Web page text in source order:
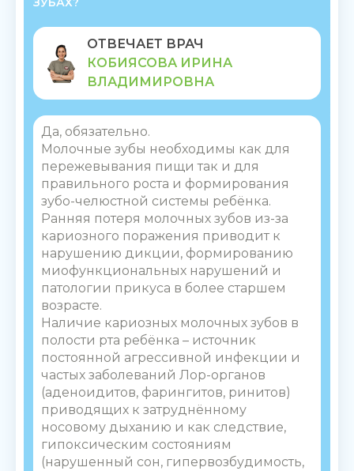
ОТВЕЧАЕТ ВРАЧ
КОБИЯСОВА ИРИНА
ВЛАДИМИРОВНА
Да, обязательно.
Молочные зубы необходимы как для
пережевывания пищи так и для
правильного роста и формирования
зубо-челюстной системы ребёнка.
Ранняя потеря молочных зубов из-за
кариозного поражения приводит к
нарушению дикции, формированию
миофункциональных нарушений и
патологии прикуса в более старшем
возрасте.
Наличие кариозных молочных зубов в
полости рта ребёнка – источник
постоянной агрессивной инфекции и
частых заболеваний Лор-органов
(аденоидитов, фарингитов, ринитов)
приводящих к затруднённому
носовому дыханию и как следствие,
гипоксическим состояниям
(нарушенный сон, гипервозбудимость,